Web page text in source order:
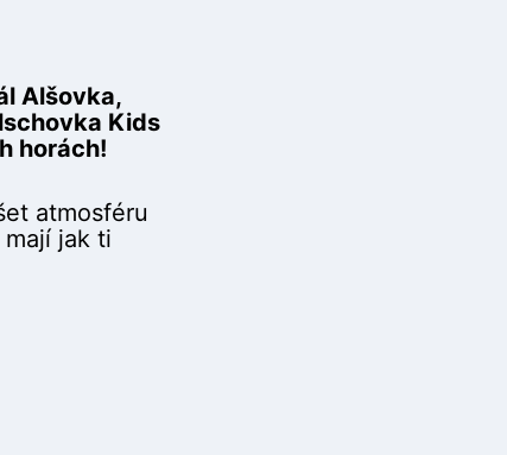
Alšovka,
Kids
horách!
atmosféru
jak ti